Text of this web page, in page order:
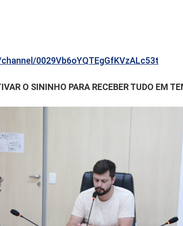
0029Vb6oYQTEgGfKVzALc53t
O SININHO PARA RECEBER TUDO EM